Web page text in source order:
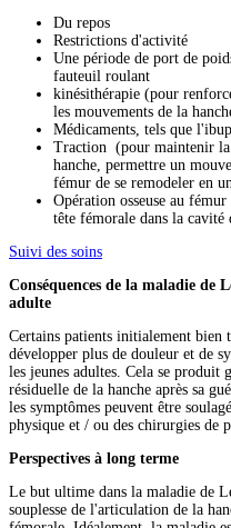
Du repos
Restrictions d'activité
Une période de port de
fauteuil roulant
kinésithérapie (pour
les mouvements de la
Médicaments, tels que
Traction (pour maintenir
hanche, permettre un
fémur de se remodeler en
Opération osseuse au
tête fémorale dans la cavité
Suivi des soins
Conséquences de la maladie de
adulte
Certains patients initialement bien
développer plus de douleur et de
les jeunes adultes. Cela se produit
résiduelle de la hanche après sa
les symptômes peuvent être
physique et / ou des chirurgies de
Perspectives à long terme
Le but ultime dans la maladie de
souplesse de l'articulation de la